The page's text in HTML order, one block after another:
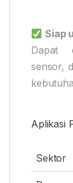
Siap
Dapat
sensor,
Aplikasi
Sektor